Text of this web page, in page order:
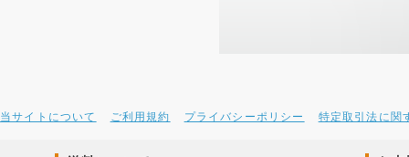
当サイトについて ご利用規約 プライバシーポリシー 特定取引法に関